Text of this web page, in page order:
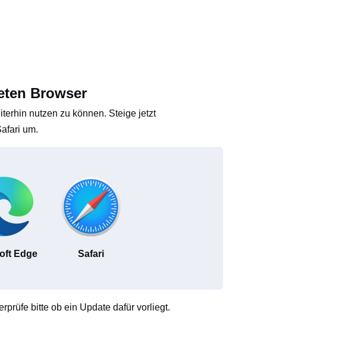
Browser
nutzen zu können. Steige jetzt
um.
Edge Safari
bitte ob ein Update dafür vorliegt.